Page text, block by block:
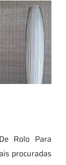
Rolo Para
procuradas